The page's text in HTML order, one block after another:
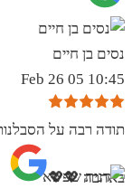
נסים בן חיים
10:45 05 Feb 26
תודה רבה על
באהבה 💖💖